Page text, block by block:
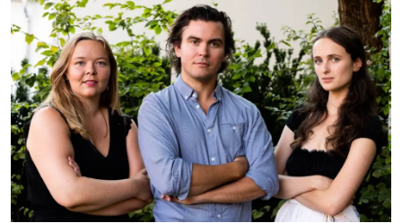
Tag:
carl
korsnes